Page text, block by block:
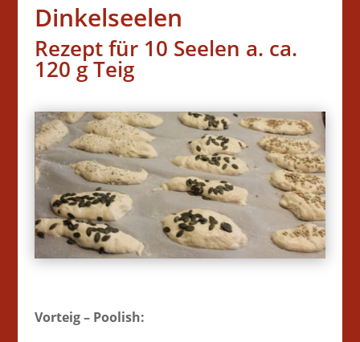
Dinkelseelen
Rezept für 10 Seelen a. ca.
120 g Teig
Vorteig – Poolish: